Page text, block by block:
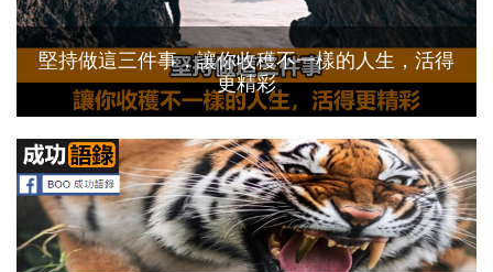
堅持做這三件事，讓你收穫不一樣的人生，活得
更精彩